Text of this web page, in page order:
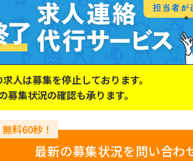
人は募集を停止しております。
募集状況の確認も承ります。
最新の募集状況を問い合わ